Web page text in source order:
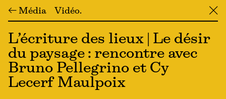
← Média Vidéo ╳
L’écriture des lieux | Le désir
du paysage : rencontre avec
Bruno Pellegrino et Cy
Lecerf Maulpoix